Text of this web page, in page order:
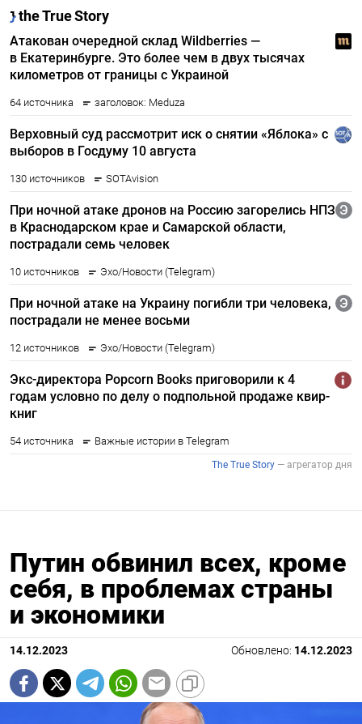
Путин обвинил всех, кроме
себя, в проблемах страны
и экономики
14.12.2023 Обновлено: 14.12.2023